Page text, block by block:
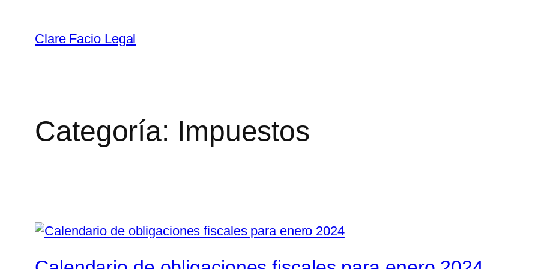
Clare Facio Legal
Categoría: Impuestos